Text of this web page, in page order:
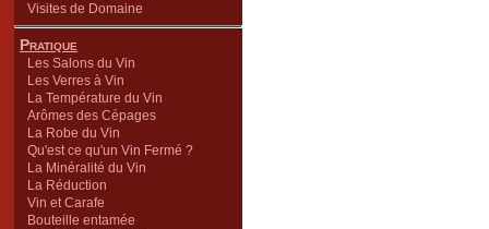
Visites de Domaine
Pratique
Les Salons du Vin
Les Verres à Vin
La Température du Vin
Arômes des Cépages
La Robe du Vin
Qu'est ce qu'un Vin Fermé ?
La Minéralité du Vin
La Réduction
Vin et Carafe
Bouteille entamée